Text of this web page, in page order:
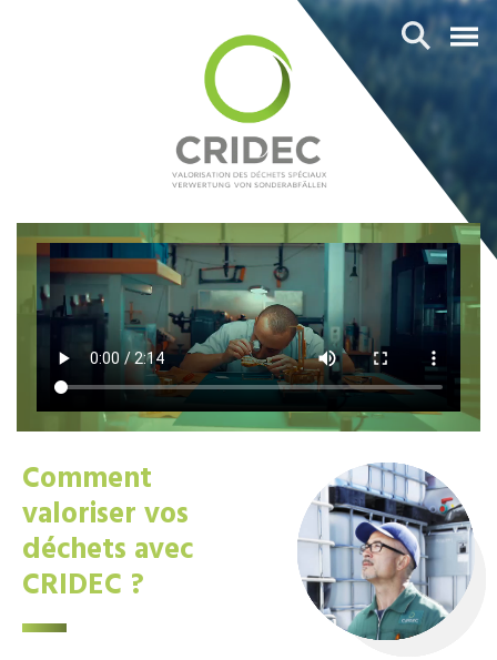
Comment
valoriser vos
déchets avec
CRIDEC ?